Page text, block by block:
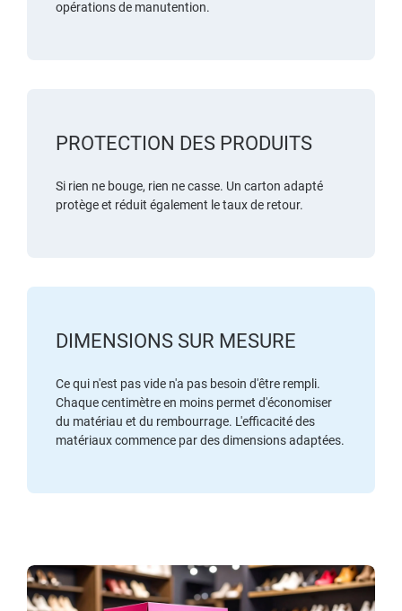
opérations de manutention.
PROTECTION DES PRODUITS
Si rien ne bouge, rien ne casse. Un carton adapté
protège et réduit également le taux de retour.
DIMENSIONS SUR MESURE
Ce qui n'est pas vide n'a pas besoin d'être rempli.
Chaque centimètre en moins permet d'économiser
du matériau et du rembourrage. L'efficacité des
matériaux commence par des dimensions adaptées.